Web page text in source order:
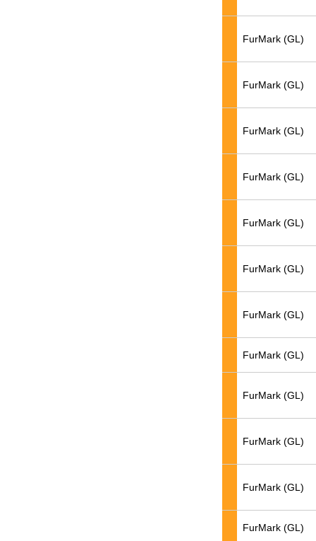
FurMark (GL)
FurMark (GL)
FurMark (GL)
FurMark (GL)
FurMark (GL)
FurMark (GL)
FurMark (GL)
FurMark (GL)
FurMark (GL)
FurMark (GL)
FurMark (GL)
FurMark (GL)